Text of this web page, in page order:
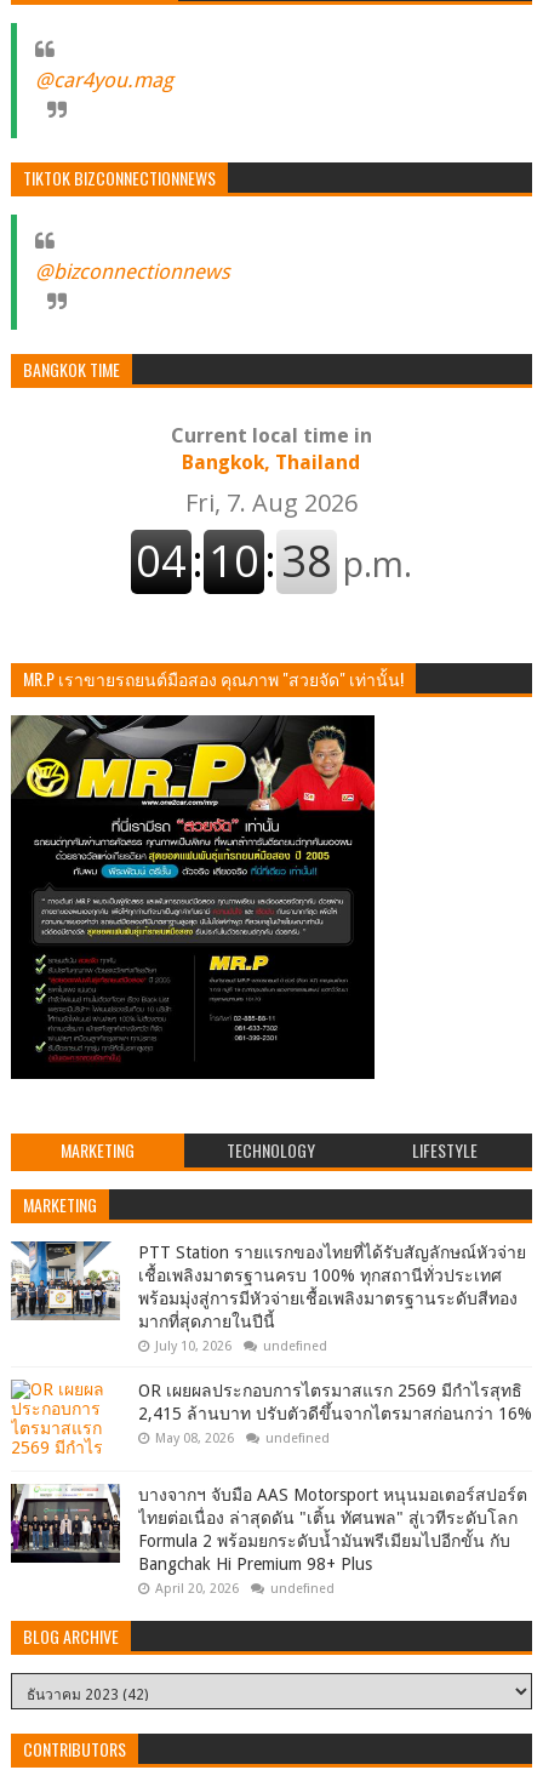
@car4you.mag
TIKTOK BIZCONNECTIONNEWS
@bizconnectionnews
BANGKOK TIME
Current local time in
Bangkok, Thailand
MR.P เราขายรถยนต์มือสอง คุณภาพ "สวยจัด" เท่านั้น!
MARKETING TECHNOLOGY LIFESTYLE
MARKETING
PTT Station รายแรกของไทยที่ได้รับสัญลักษณ์หัวจ่าย
เชื้อเพลิงมาตรฐานครบ 100% ทุกสถานีทั่วประเทศ
พร้อมมุ่งสู่การมีหัวจ่ายเชื้อเพลิงมาตรฐานระดับสีทอง
มากที่สุดภายในปีนี้
July 10, 2026 undefined
OR เผยผลประกอบการไตรมาสแรก 2569 มีกำไรสุทธิ
2,415 ล้านบาท ปรับตัวดีขึ้นจากไตรมาสก่อนกว่า 16%
May 08, 2026 undefined
บางจากฯ จับมือ AAS Motorsport หนุนมอเตอร์สปอร์ต
ไทยต่อเนื่อง ล่าสุดดัน "เติ้น ทัศนพล" สู่เวทีระดับโลก
Formula 2 พร้อมยกระดับน้ำมันพรีเมียมไปอีกขั้น กับ
Bangchak Hi Premium 98+ Plus
April 20, 2026 undefined
BLOG ARCHIVE
CONTRIBUTORS